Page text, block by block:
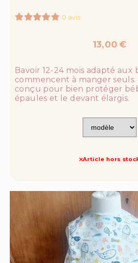
0 avis
13,00 €
Bavoir 12-24 mois adapté aux
commencent à manger
conçu pour bien protéger
épaules et le devant élargis.
Article hors